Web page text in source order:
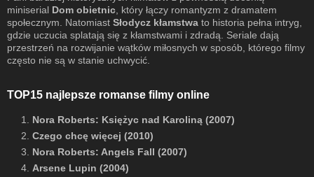
miniserial Dom obietnic , który łączy romantyzm z dramatem
społecznym. Natomiast Słodycz kłamstwa to historia pełna intryg,
gdzie uczucia splatają się z kłamstwami i zdradą. Seriale dają
przestrzeń na rozwijanie wątków miłosnych w sposób, którego filmy
często nie są w stanie uchwycić.
TOP15 najlepsze romanse filmy online
1. Nora Roberts: Księżyc nad Karoliną (2007)
2. Czego chcę więcej (2010)
3. Nora Roberts: Angels Fall (2007)
4. Arsene Lupin (2004)